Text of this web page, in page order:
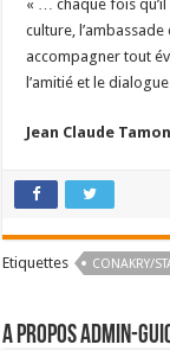
« … chaque fois
culture,
accompagner tout
l’amitié et le
Jean Claude
Etiquettes CONAKRY/
A propos admin-